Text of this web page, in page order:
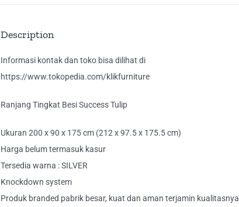
Description
Informasi kontak dan toko bisa dilihat di
https://www.tokopedia.com/klikfurniture
Ranjang Tingkat Besi Success Tulip
Ukuran 200 x 90 x 175 cm (212 x 97.5 x 175.5 cm)
Harga belum termasuk kasur
Tersedia warna : SILVER
Knockdown system
Produk branded pabrik besar, kuat dan aman terjamin kualitasnya